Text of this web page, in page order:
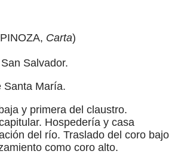
Carta)
Salvador.
Santa María.
y primera del claustro.
Hospedería y casa
del río. Traslado del coro bajo
como coro alto.